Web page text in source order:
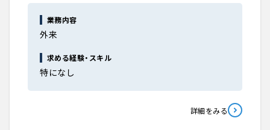
業務内容
外来
求める経験・スキル
特になし
詳細をみる